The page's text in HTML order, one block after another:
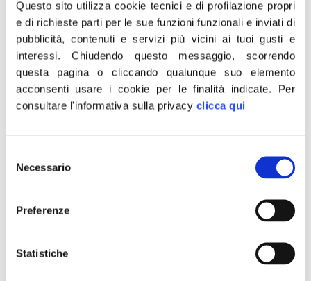
Questo sito utilizza cookie tecnici e di profilazione propri
e di richieste parti per le sue funzioni funzionali e inviati di
pubblicità, contenuti e servizi più vicini ai tuoi gusti e
interessi.Chiudendo questo messaggio, scorrendo
questa pagina o cliccando qualunque suo elemento
acconsenti usare i cookie per le finalità indicate. Per
consultare l'informativa sulla privacy clicca qui
delNecessario
Preferenze
Statistiche
Giorgia Meloni.